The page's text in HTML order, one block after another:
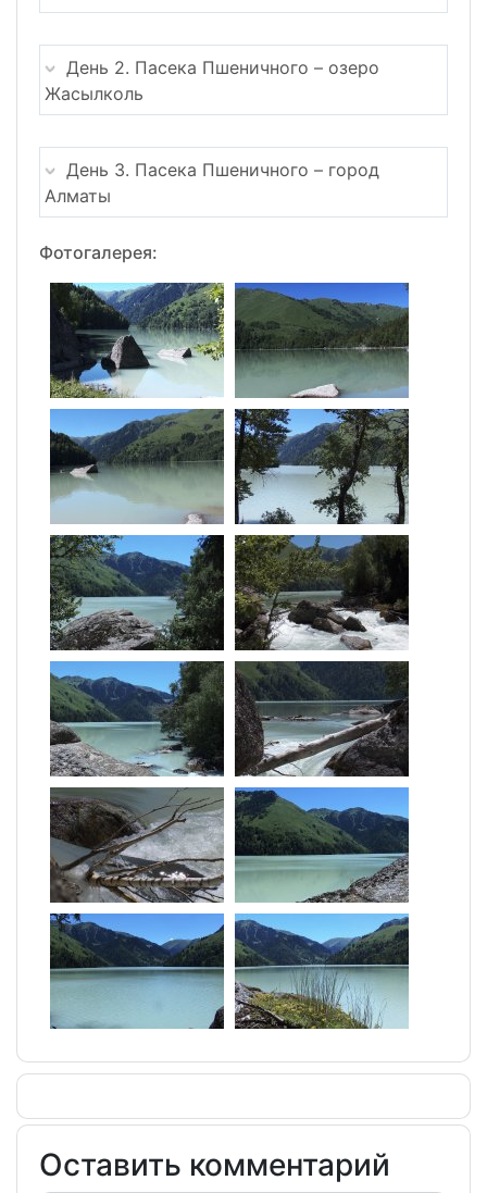
День 2. Пасека Пшеничного – озеро
Жасылколь
День 3. Пасека Пшеничного – город
Алматы
Фотогалерея:
Оставить комментарий